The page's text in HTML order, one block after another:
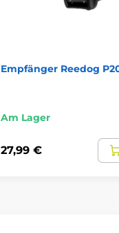
Empfänger Reedog
Am Lager
27,99 €